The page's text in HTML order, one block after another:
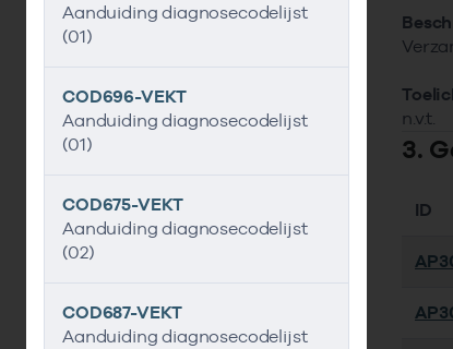
Aanduiding diagnosecodelijst
(01)
COD696-VEKT
Aanduiding diagnosecodelijst
(01)
COD675-VEKT
Aanduiding diagnosecodelijst
(02)
COD687-VEKT
Aanduiding diagnosecodelijst
n.v.t.
3.
ID